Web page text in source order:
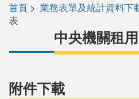
首頁 > 業務表單及統計資料下
表
中央機關租
附件下載